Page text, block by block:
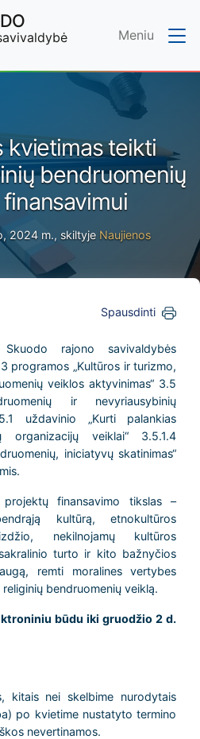
Meniu
kvietimas teikti
bendruomenių
2024 m., skiltyje Naujienos
Spausdinti
Skuodo rajono savivaldybės
programos „Kultūros ir turizmo,
veiklos aktyvinimas“ 3.5
ir nevyriausybinių
uždavinio „Kurti palankias
organizacijų veiklai“ 3.5.1.4
iniciatyvų skatinimas“
projektų finansavimo tikslas –
kultūrą, etnokultūros
nekilnojamų kultūros
turto ir kito bažnyčios
remti moralines vertybes
bendruomenių veiklą.
būdu iki gruodžio 2 d.
kitais nei skelbime nurodytais
po kvietime nustatyto termino
nevertinamos.